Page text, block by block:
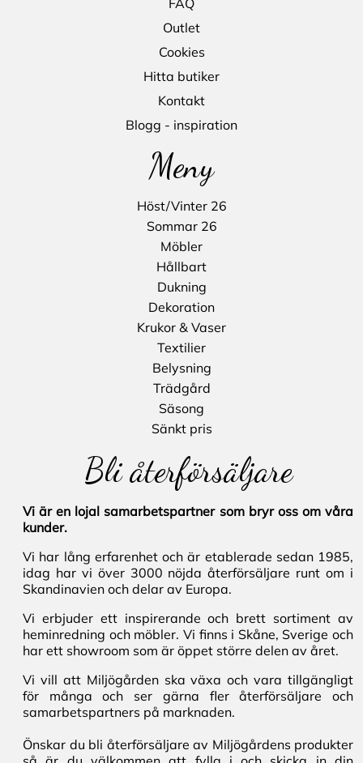
Outlet
Cookies
Hitta butiker
Kontakt
Blogg - inspiration
Meny
Höst/Vinter 26
Sommar 26
Möbler
Hållbart
Dukning
Dekoration
Krukor & Vaser
Textilier
Belysning
Trädgård
Säsong
Sänkt pris
Bli återförsäljare
Vi är en lojal samarbetspartner som bryr oss om våra
kunder.
Vi har lång erfarenhet och är etablerade sedan 1985,
idag har vi över 3000 nöjda återförsäljare runt om i
Skandinavien och delar av Europa.
Vi erbjuder ett inspirerande och brett sortiment av
heminredning och möbler. Vi finns i Skåne, Sverige och
har ett showroom som är öppet större delen av året.
Vi vill att Miljögården ska växa och vara tillgängligt
för många och ser gärna fler återförsäljare och
samarbetspartners på marknaden.
Önskar du bli återförsäljare av Miljögårdens produkter